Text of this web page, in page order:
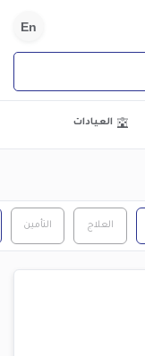
En
العيادات
العلاج التأمين